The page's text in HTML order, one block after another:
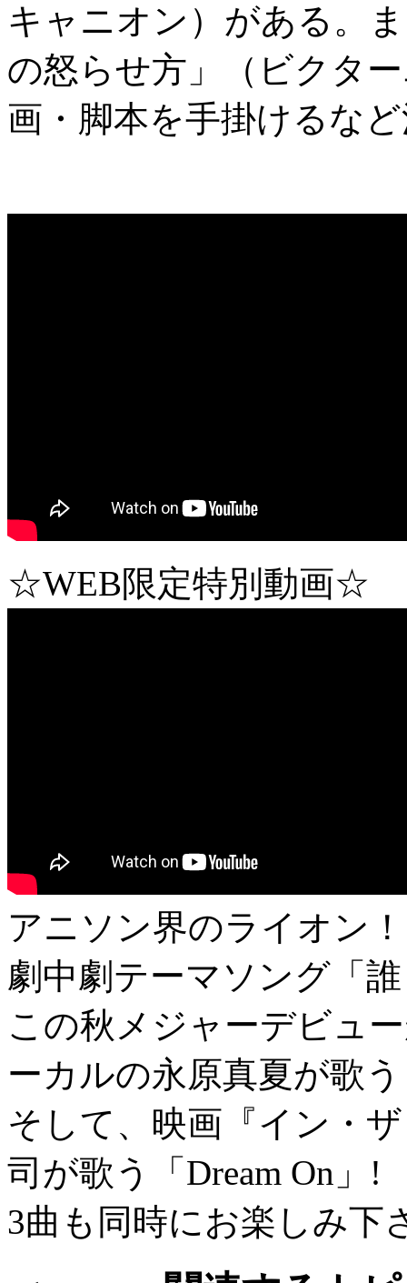
キャニオン）がある。
の怒らせ方」（ビクタ
画・脚本を手掛けるな
☆WEB限定特別動画☆
アニソン界のライオン
劇中劇テーマソング「
この秋メジャーデビュ
ーカルの永原真夏が歌
そして、映画『イン・
司が歌う「Dream On」!
3曲も同時にお楽しみ下